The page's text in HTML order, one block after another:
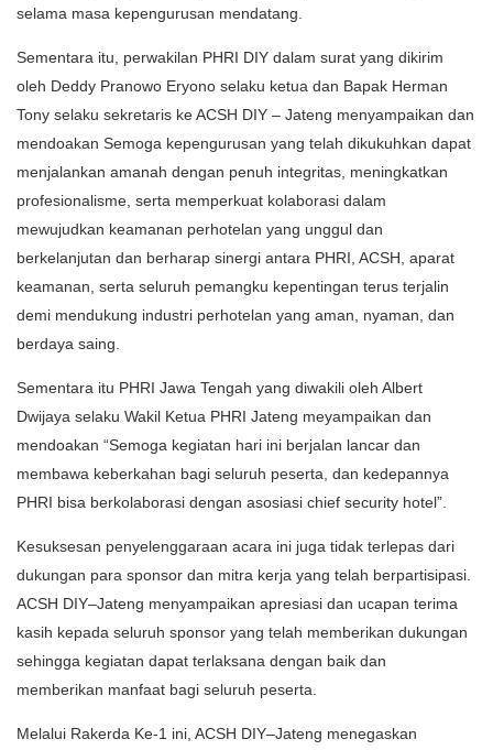
selama masa kepengurusan mendatang.
Sementara itu, perwakilan PHRI DIY dalam surat yang dikirim
oleh Deddy Pranowo Eryono selaku ketua dan Bapak Herman
Tony selaku sekretaris ke ACSH DIY – Jateng menyampaikan dan
mendoakan Semoga kepengurusan yang telah dikukuhkan dapat
menjalankan amanah dengan penuh integritas, meningkatkan
profesionalisme, serta memperkuat kolaborasi dalam
mewujudkan keamanan perhotelan yang unggul dan
berkelanjutan dan berharap sinergi antara PHRI, ACSH, aparat
keamanan, serta seluruh pemangku kepentingan terus terjalin
demi mendukung industri perhotelan yang aman, nyaman, dan
berdaya saing.
Sementara itu PHRI Jawa Tengah yang diwakili oleh Albert
Dwijaya selaku Wakil Ketua PHRI Jateng meyampaikan dan
mendoakan “Semoga kegiatan hari ini berjalan lancar dan
membawa keberkahan bagi seluruh peserta, dan kedepannya
PHRI bisa berkolaborasi dengan asosiasi chief security hotel”.
Kesuksesan penyelenggaraan acara ini juga tidak terlepas dari
dukungan para sponsor dan mitra kerja yang telah berpartisipasi.
ACSH DIY–Jateng menyampaikan apresiasi dan ucapan terima
kasih kepada seluruh sponsor yang telah memberikan dukungan
sehingga kegiatan dapat terlaksana dengan baik dan
memberikan manfaat bagi seluruh peserta.
Melalui Rakerda Ke-1 ini, ACSH DIY–Jateng menegaskan